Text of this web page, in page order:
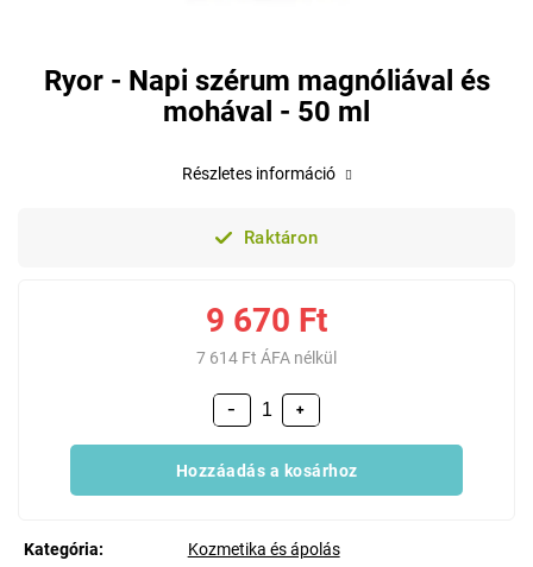
Ryor - Napi szérum magnóliával és
mohával - 50 ml
Raktáron
9 670 Ft
7 614 Ft ÁFA nélkül
+
−
Hozzáadás a kosárhoz
Kategória:
Kozmetika és ápolás
Részletes információ